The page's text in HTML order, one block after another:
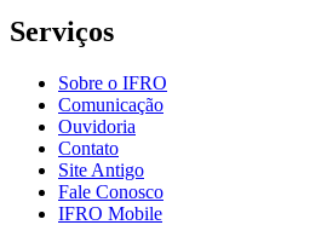
Serviços
Sobre o IFRO
Comunicação
Ouvidoria
Contato
Site Antigo
Fale Conosco
IFRO Mobile